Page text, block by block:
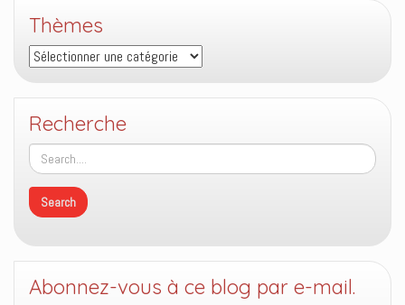
Thèmes
Thèmes
Recherche
Abonnez-vous à ce blog par e-mail.